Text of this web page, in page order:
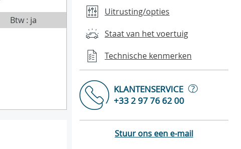
Btw : ja
Uitrusting/opties
Staat van het voertuig
Technische kenmerken
KLANTENSERVICE
?
+33 2 97 76 62 00
Stuur ons een e-mail